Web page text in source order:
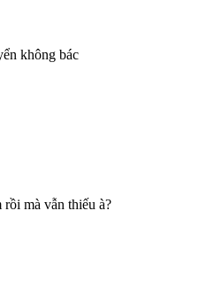
không bác
mà vẫn thiếu à?